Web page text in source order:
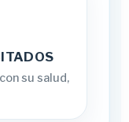
su salud,